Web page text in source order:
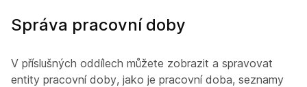
Správa pracovní doby
V příslušných oddílech můžete zobrazit a spravovat
entity pracovní doby, jako je pracovní doba, seznamy